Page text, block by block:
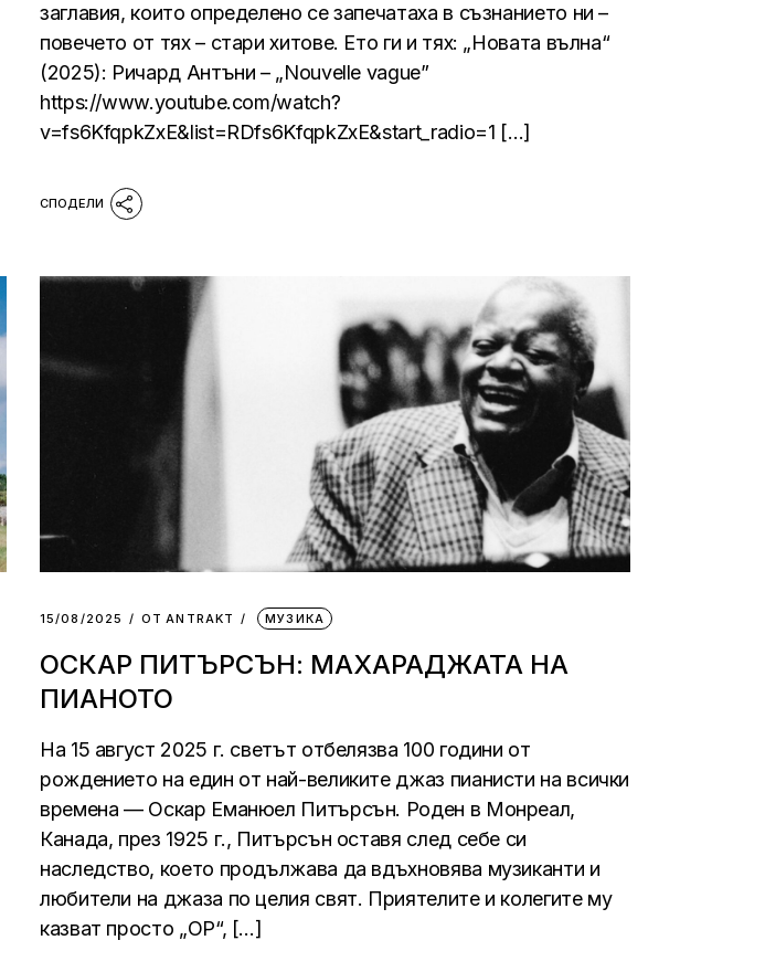
заглавия, които определено се запечатаха в съзнанието ни –
повечето от тях – стари хитове. Ето ги и тях: „Новата вълна“
(2025): Ричард Антъни – „Nouvelle vague”
https://www.youtube.com/watch?
v=fs6KfqpkZxE&list=RDfs6KfqpkZxE&start_radio=1 […]
15/08/2025 ОТ АNTRAKT МУЗИКА
ОСКАР ПИТЪРСЪН: МАХАРАДЖАТА НА
ПИАНОТО
На 15 август 2025 г. светът отбелязва 100 години от
рождението на един от най-великите джаз пианисти на всички
времена — Оскар Еманюел Питърсън. Роден в Монреал,
Канада, през 1925 г., Питърсън оставя след себе си
наследство, което продължава да вдъхновява музиканти и
любители на джаза по целия свят. Приятелите и колегите му
казват просто „OP“, […]